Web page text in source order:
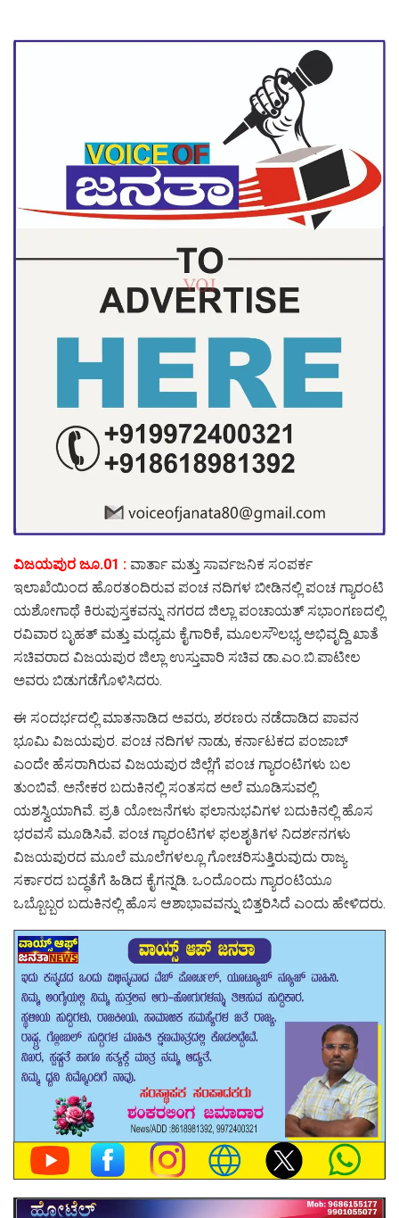
ವಿಜಯಪುರ ಜೂ.01 : ವಾರ್ತಾ ಮತ್ತು ಸಾರ್ವಜನಿಕ ಸಂಪರ್ಕ
ಇಲಾಖೆಯಿಂದ ಹೊರತಂದಿರುವ ಪಂಚ ನದಿಗಳ ಬೀಡಿನಲ್ಲಿ ಪಂಚ ಗ್ಯಾರಂಟಿ
ಯಶೋಗಾಥೆ ಕಿರುಪುಸ್ತಕವನ್ನು ನಗರದ ಜಿಲ್ಲಾ ಪಂಚಾಯತ್ ಸಭಾಂಗಣದಲ್ಲಿ
ರವಿವಾರ ಬೃಹತ್ ಮತ್ತು ಮಧ್ಯಮ ಕೈಗಾರಿಕೆ, ಮೂಲಸೌಲಭ್ಯ ಅಭಿವೃದ್ದಿ ಖಾತೆ
ಸಚಿವರಾದ ವಿಜಯಪುರ ಜಿಲ್ಲಾ ಉಸ್ತುವಾರಿ ಸಚಿವ ಡಾ.ಎಂ.ಬಿ.ಪಾಟೀಲ
ಅವರು ಬಿಡುಗಡೆಗೊಳಿಸಿದರು.
ಈ ಸಂದರ್ಭದಲ್ಲಿ ಮಾತನಾಡಿದ ಅವರು, ಶರಣರು ನಡೆದಾಡಿದ ಪಾವನ
ಭೂಮಿ ವಿಜಯಪುರ. ಪಂಚ ನದಿಗಳ ನಾಡು, ಕರ್ನಾಟಕದ ಪಂಜಾಬ್
ಎಂದೇ ಹೆಸರಾಗಿರುವ ವಿಜಯಪುರ ಜಿಲ್ಲೆಗೆ ಪಂಚ ಗ್ಯಾರಂಟಿಗಳು ಬಲ
ತುಂಬಿವೆ. ಅನೇಕರ ಬದುಕಿನಲ್ಲಿ ಸಂತಸದ ಅಲೆ ಮೂಡಿಸುವಲ್ಲಿ
ಯಶಸ್ವಿಯಾಗಿವೆ. ಪ್ರತಿ ಯೋಜನೆಗಳು ಫಲಾನುಭವಿಗಳ ಬದುಕಿನಲ್ಲಿ ಹೊಸ
ಭರವಸೆ ಮೂಡಿಸಿವೆ. ಪಂಚ ಗ್ಯಾರಂಟಿಗಳ ಫಲಶೃತಿಗಳ ನಿದರ್ಶನಗಳು
ವಿಜಯಪುರದ ಮೂಲೆ ಮೂಲೆಗಳಲ್ಲೂ ಗೋಚರಿಸುತ್ತಿರುವುದು ರಾಜ್ಯ
ಸರ್ಕಾರದ ಬದ್ಧತೆಗೆ ಹಿಡಿದ ಕೈಗನ್ನಡಿ. ಒಂದೊಂದು ಗ್ಯಾರಂಟಿಯೂ
ಒಬ್ಬೊಬ್ಬರ ಬದುಕಿನಲ್ಲಿ ಹೊಸ ಆಶಾಭಾವವನ್ನು ಬಿತ್ತರಿಸಿದೆ ಎಂದು ಹೇಳಿದರು.